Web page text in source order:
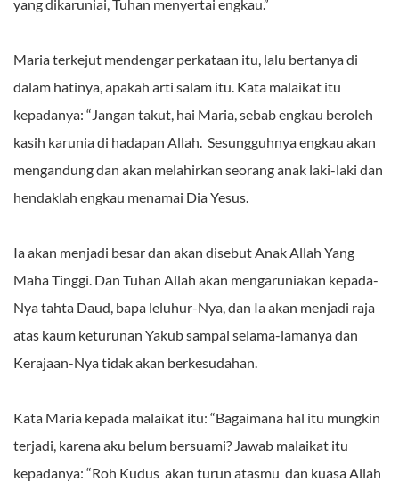
yang dikaruniai, Tuhan menyertai engkau.”
Maria terkejut mendengar perkataan itu, lalu bertanya di
dalam hatinya, apakah arti salam itu. Kata malaikat itu
kepadanya: “Jangan takut, hai Maria, sebab engkau beroleh
kasih karunia di hadapan Allah. Sesungguhnya engkau akan
mengandung dan akan melahirkan seorang anak laki-laki dan
hendaklah engkau menamai Dia Yesus.
Ia akan menjadi besar dan akan disebut Anak Allah Yang
Maha Tinggi. Dan Tuhan Allah akan mengaruniakan kepada-
Nya tahta Daud, bapa leluhur-Nya, dan Ia akan menjadi raja
atas kaum keturunan Yakub sampai selama-lamanya dan
Kerajaan-Nya tidak akan berkesudahan.
Kata Maria kepada malaikat itu: “Bagaimana hal itu mungkin
terjadi, karena aku belum bersuami? Jawab malaikat itu
kepadanya: “Roh Kudus akan turun atasmu dan kuasa Allah